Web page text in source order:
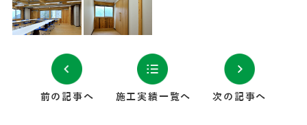
前の記事へ 施工実績一覧へ 次の記事へ